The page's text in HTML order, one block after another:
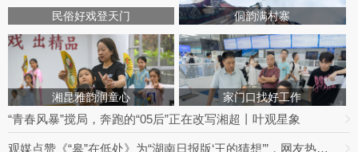
民俗好戏登天门 侗韵满村寨
湘昆雅韵润童心 家门口找好工作
“青春风暴”搅局，奔跑的“05后”正在改写湘超丨叶观星象
观媒点赞《“皋”在低处》为“湖南日报版‘王的猜想’”，网友热议：党报头版可以这么起标题